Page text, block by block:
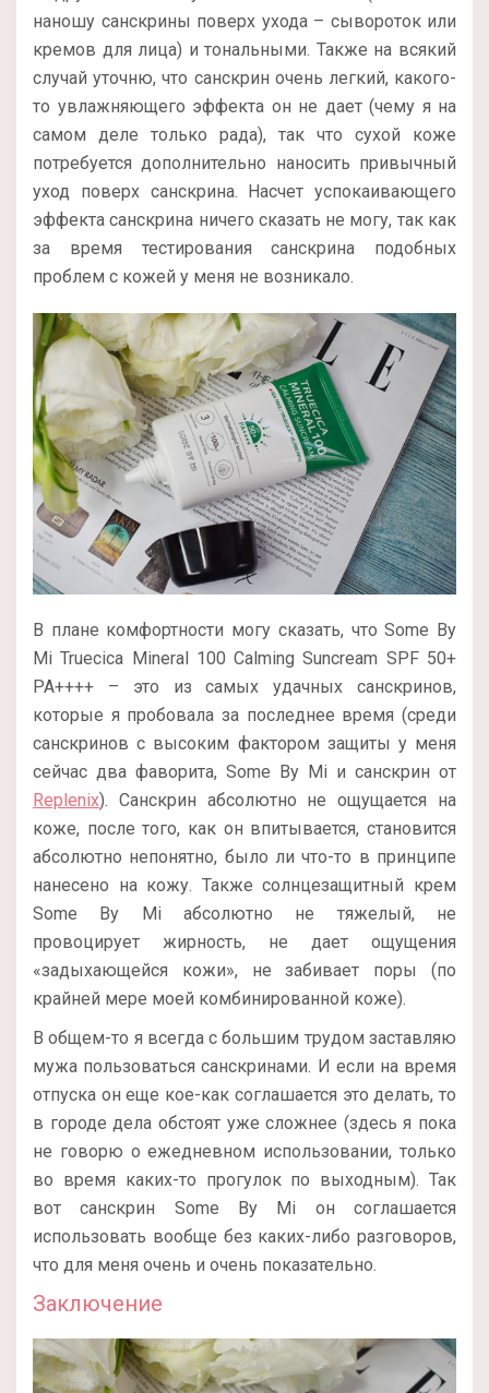
наношу санскрины поверх ухода – сывороток или
кремов для лица) и тональными. Также на всякий
случай уточню, что санскрин очень легкий, какого-
то увлажняющего эффекта он не дает (чему я на
самом деле только рада), так что сухой коже
потребуется дополнительно наносить привычный
уход поверх санскрина. Насчет успокаивающего
эффекта санскрина ничего сказать не могу, так как
за время тестирования санскрина подобных
проблем с кожей у меня не возникало.
В плане комфортности могу сказать, что Some By
Mi Truecica Mineral 100 Calming Suncream SPF 50+
PA++++ – это из самых удачных санскринов,
которые я пробовала за последнее время (среди
санскринов с высоким фактором защиты у меня
сейчас два фаворита, Some By Mi и санскрин от
Replenix). Санскрин абсолютно не ощущается на
коже, после того, как он впитывается, становится
абсолютно непонятно, было ли что-то в принципе
нанесено на кожу. Также солнцезащитный крем
Some By Mi абсолютно не тяжелый, не
провоцирует жирность, не дает ощущения
«задыхающейся кожи», не забивает поры (по
крайней мере моей комбинированной коже).
В общем-то я всегда с большим трудом заставляю
мужа пользоваться санскринами. И если на время
отпуска он еще кое-как соглашается это делать, то
в городе дела обстоят уже сложнее (здесь я пока
не говорю о ежедневном использовании, только
во время каких-то прогулок по выходным). Так
вот санскрин Some By Mi он соглашается
использовать вообще без каких-либо разговоров,
что для меня очень и очень показательно.
Заключение